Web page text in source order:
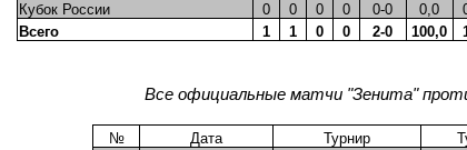
Кубок России
0 0 0 0 0-0 0,0
Всего
1 1 0 0 2-0 100,0
Все официальные матчи "Зенита"
№ Дата Турнир